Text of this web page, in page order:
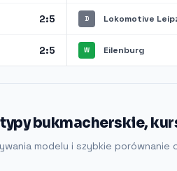
2:5
2:5
D Lokomotive
W Eilenburg
bukmacherskie,
modelu i szybkie porównanie